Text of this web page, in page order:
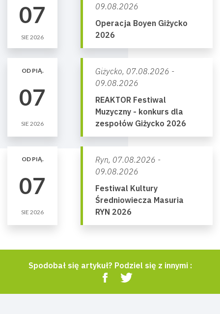
07
SIE 2026
09.08.2026
Operacja Boyen Giżycko
2026
OD PIĄ.
07
SIE 2026
Giżycko, 07.08.2026 -
09.08.2026
REAKTOR Festiwal
Muzyczny - konkurs dla
zespołów Giżycko 2026
OD PIĄ.
07
SIE 2026
Ryn, 07.08.2026 -
09.08.2026
Festiwal Kultury
Średniowiecza Masuria
RYN 2026
Spodobał się artykuł? Podziel się z innymi :